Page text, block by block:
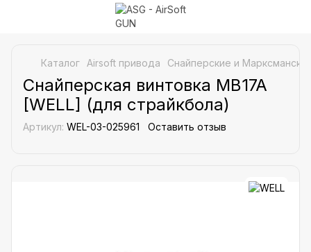
Каталог Airsoft привода Снайперские и
Снайперская винтовка MB17A
[WELL] (для страйкбола)
Артикул: WEL-03-025961 Оставить отзыв